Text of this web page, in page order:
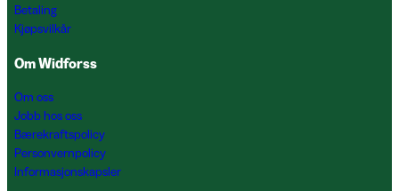
Betaling
Kjøpsvilkår
Om Widforss
Om oss
Jobb hos oss
Bærekraftspolicy
Personvernpolicy
Informasjonskapsler